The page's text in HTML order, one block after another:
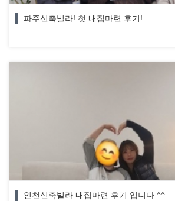
파주신축빌라! 첫 내집마련 후기!
인천신축빌라 내집마련 후기 입니다 ^^